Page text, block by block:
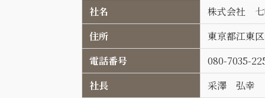
社名
株式会社
住所
東京都江東
電話番号
080-7035-
社長
采澤 弘幸